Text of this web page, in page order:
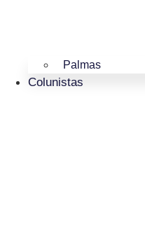
Palmas
Colunistas